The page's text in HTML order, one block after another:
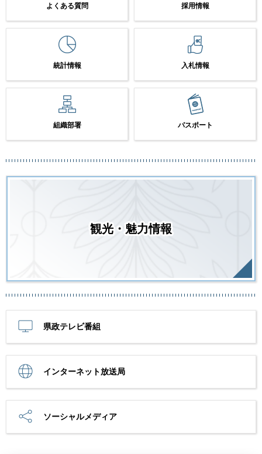
よくある質問 採用情報
統計情報 入札情報
組織部署 パスポート
観光・魅力情報
県政テレビ番組
インターネット放送局
ソーシャルメディア